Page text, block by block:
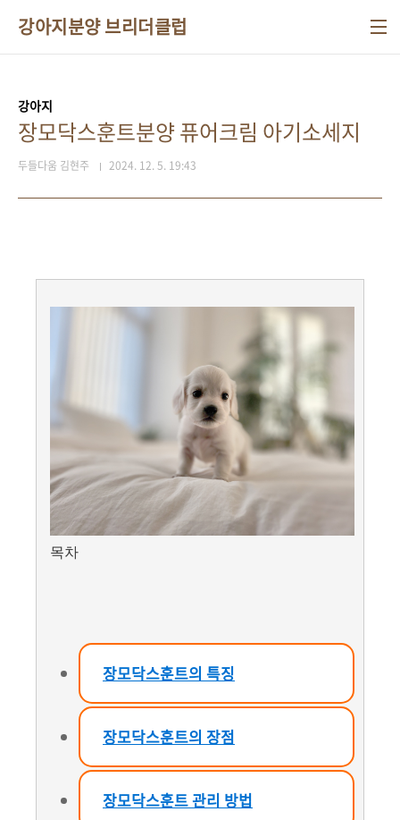
강아지분양 브리더클럽
강아지
장모닥스훈트분양 퓨어크림 아기소세지
두들다움 김현주 2024. 12. 5. 19:43
목차
장모닥스훈트의 특징
장모닥스훈트의 장점
장모닥스훈트 관리 방법